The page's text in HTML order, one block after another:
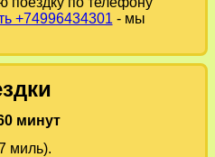
+74996434301 - мы
минут
миль).